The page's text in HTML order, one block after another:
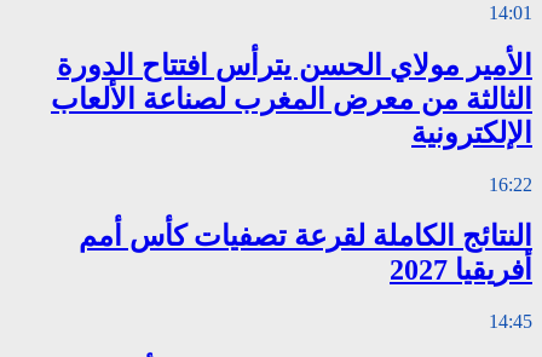
14:01
الأمير مولاي الحسن يترأس افتتاح الدورة
الثالثة من معرض المغرب لصناعة الألعاب
الإلكترونية
16:22
النتائج الكاملة لقرعة تصفيات كأس أمم
أفريقيا 2027
14:45